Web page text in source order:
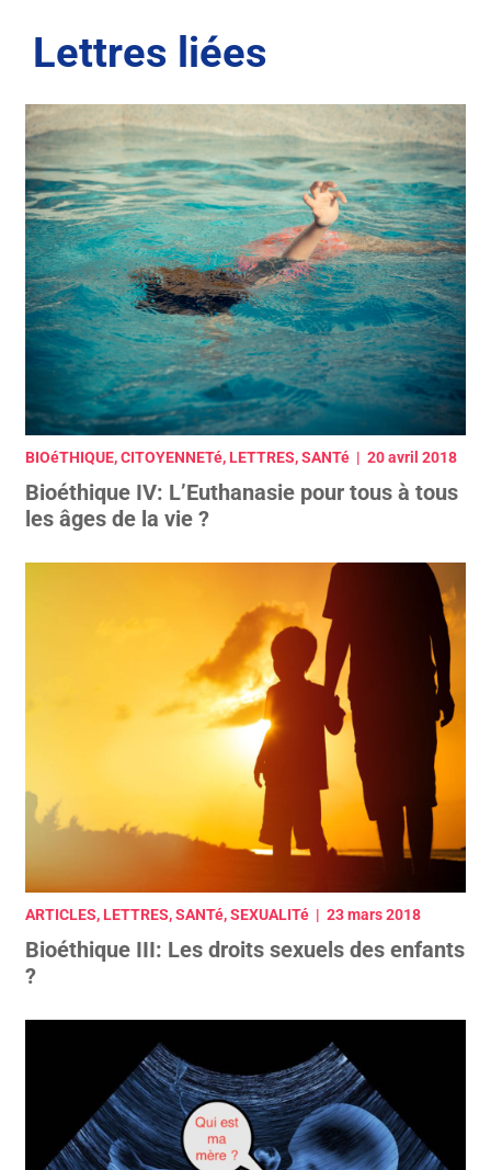
Lettres liées
BIOéTHIQUE, CITOYENNETé, LETTRES, SANTé | 20 avril 2018
Bioéthique IV: L’Euthanasie pour tous à tous
les âges de la vie ?
ARTICLES, LETTRES, SANTé, SEXUALITé | 23 mars 2018
Bioéthique III: Les droits sexuels des enfants
?